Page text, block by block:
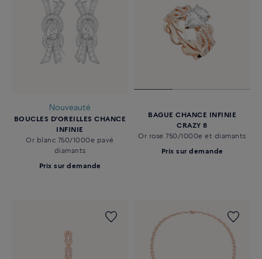
Nouveauté
BOUCLES D'OREILLES CHANCE
INFINIE
Or blanc 750/1000e pavé
diamants
Prix sur demande
BAGUE CHANCE INFINIE
CRAZY 8
Or rose 750/1000e et diamants
Prix sur demande